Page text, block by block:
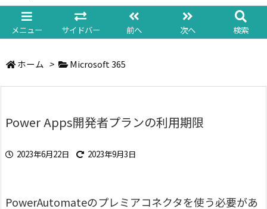
メニュー サイドバー 前へ 次へ 検索
ホーム > Microsoft 365
Power Apps開発者プランの利用期限
2023年6月22日 2023年9月3日
PowerAutomateのプレミアコネクタを使う必要があ